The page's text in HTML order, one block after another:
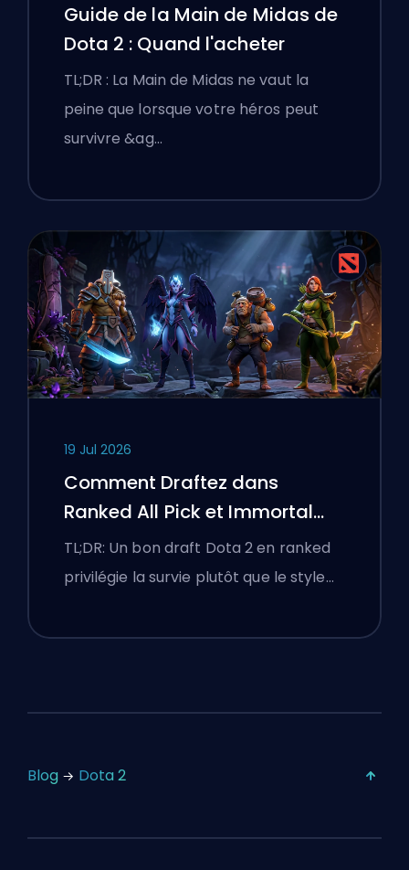
Guide de la Main de Midas de
Dota 2 : Quand l'acheter
TL;DR : La Main de Midas ne vaut la
peine que lorsque votre héros peut
survivre &ag…
19 Jul 2026
Comment Draftez dans
Ranked All Pick et Immortal
Draft
TL;DR: Un bon draft Dota 2 en ranked
privilégie la survie plutôt que le style…
Blog Dota 2